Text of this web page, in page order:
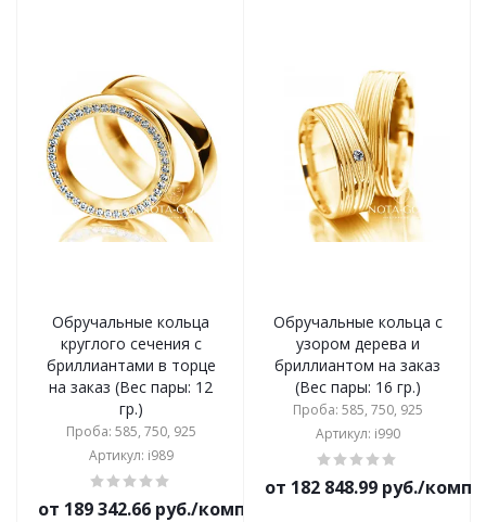
Обручальные кольца
круглого сечения с
бриллиантами в торце
на заказ (Вес пары: 12
гр.)
Проба: 585, 750, 925
Артикул: i989
от 189 342.66 руб./комплект
Обручальные кольца с
узором дерева и
бриллиантом на заказ
(Вес пары: 16 гр.)
Проба: 585, 750, 925
Артикул: i990
от 182 848.99 руб./